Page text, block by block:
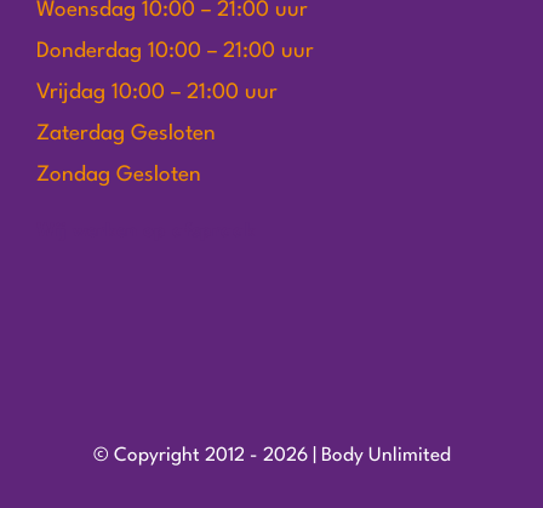
Woensdag 10:00 – 21:00 uur
Donderdag 10:00 – 21:00 uur
Vrijdag 10:00 – 21:00 uur
Zaterdag Gesloten
Zondag Gesloten
© Copyright 2012 - 2026 | Body Unlimited